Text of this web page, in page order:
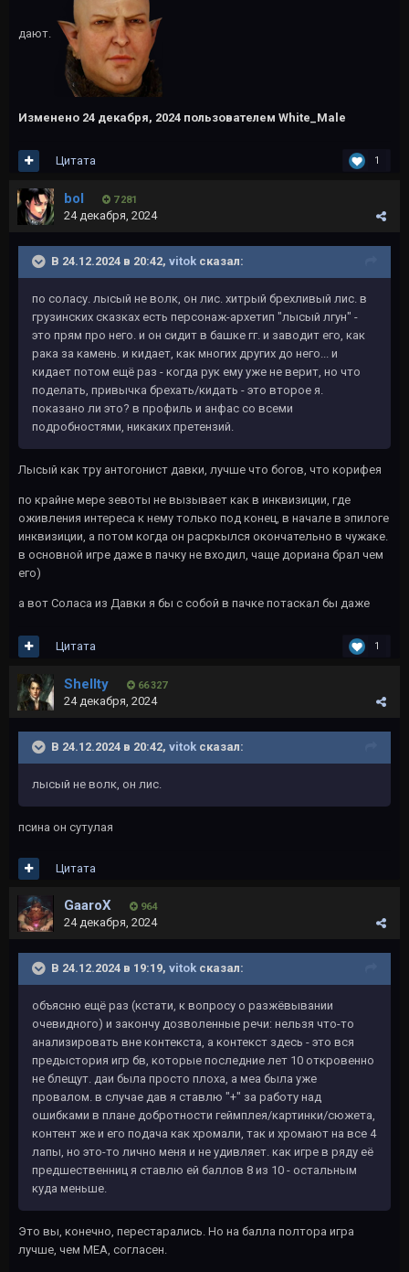
дают.
Изменено 24 декабря, 2024 пользователем White_Male
1
Цитата
bol 7 281
24 декабря, 2024
В 24.12.2024 в 20:42, vitok сказал:
по соласу. лысый не волк, он лис. хитрый брехливый лис. в
грузинских сказках есть персонаж-архетип "лысый лгун" -
это прям про него. и он сидит в башке гг. и заводит его, как
рака за камень. и кидает, как многих других до него... и
кидает потом ещё раз - когда рук ему уже не верит, но что
поделать, привычка брехать/кидать - это второе я.
показано ли это? в профиль и анфас со всеми
подробностями, никаких претензий.
Лысый как тру антогонист давки, лучше что богов, что корифея
по крайне мере зевоты не вызывает как в инквизиции, где
оживления интереса к нему только под конец, в начале в эпилоге
инквизиции, а потом когда он расркылся окончательно в чужаке.
в основной игре даже в пачку не входил, чаще дориана брал чем
его)
а вот Соласа из Давки я бы с собой в пачке потаскал бы даже
1
Цитата
Shellty 66 327
24 декабря, 2024
В 24.12.2024 в 20:42, vitok сказал:
лысый не волк, он лис.
псина он сутулая
Цитата
GaaroX 964
24 декабря, 2024
В 24.12.2024 в 19:19, vitok сказал:
объясню ещё раз (кстати, к вопросу о разжёвывании
очевидного) и закончу дозволенные речи: нельзя что-то
анализировать вне контекста, а контекст здесь - это вся
предыстория игр бв, которые последние лет 10 откровенно
не блещут. даи была просто плоха, а меа была уже
провалом. в случае дав я ставлю "+" за работу над
ошибками в плане добротности геймплея/картинки/сюжета,
контент же и его подача как хромали, так и хромают на все 4
лапы, но это-то лично меня и не удивляет. как игре в ряду её
предшественниц я ставлю ей баллов 8 из 10 - остальным
куда меньше.
Это вы, конечно, перестарались. Но на балла полтора игра
лучше, чем МЕА, согласен.